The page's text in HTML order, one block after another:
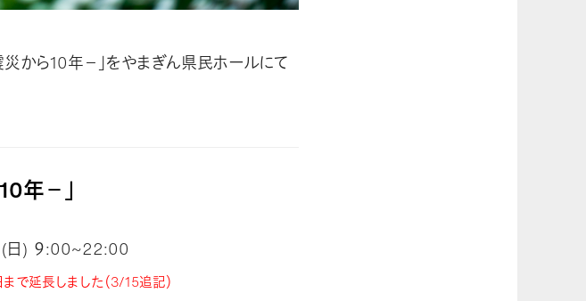
から10年－」をやまぎん県民ホールにて
年－」
日) ９:00~22:00
延長しました（3/15追記）